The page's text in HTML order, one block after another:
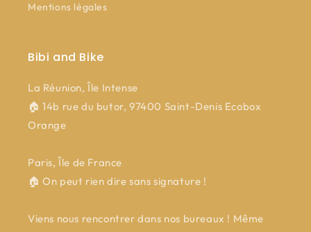
Mentions légales
Bibi and Bike
La Réunion, Île Intense
🏠 14b rue du butor, 97400 Saint-Denis Ecobox
Orange
Paris, Île de France
🏠 On peut rien dire sans signature !
Viens nous rencontrer dans nos bureaux ! Même